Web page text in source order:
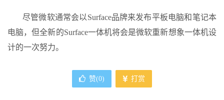
尽管微软通常会以Surface品牌来发布平板电脑和笔记本
电脑，但全新的Surface一体机将会是微软重新想象一体机设
计的一次努力。
赞(0) 打赏